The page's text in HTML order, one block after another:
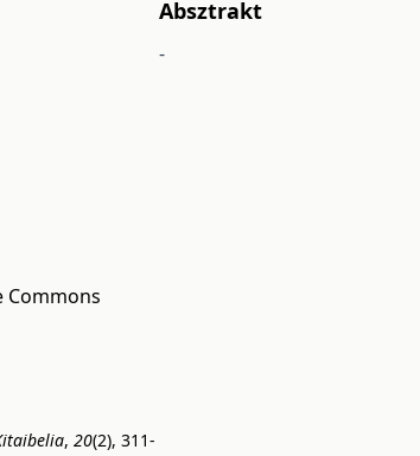
Commons
, 20(2), 311-
Absztrakt
-